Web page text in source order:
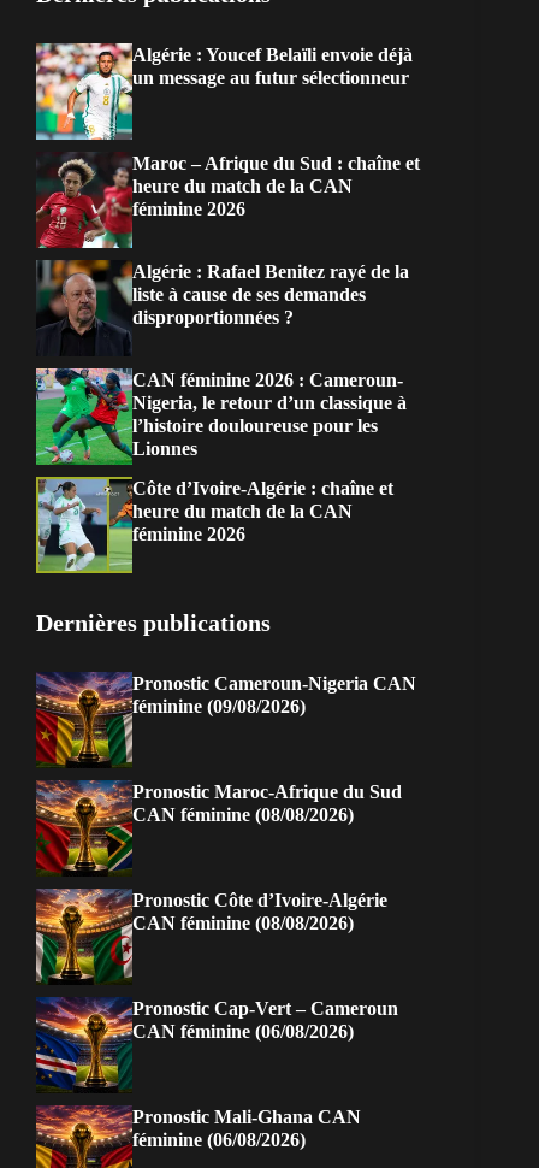
Algérie : Youcef Belaïli envoie déjà
un message au futur sélectionneur
Maroc – Afrique du Sud : chaîne et
heure du match de la CAN
féminine 2026
Algérie : Rafael Benitez rayé de la
liste à cause de ses demandes
disproportionnées ?
CAN féminine 2026 : Cameroun-
Nigeria, le retour d’un classique à
l’histoire douloureuse pour les
Lionnes
Côte d’Ivoire-Algérie : chaîne et
heure du match de la CAN
féminine 2026
Dernières publications
Pronostic Cameroun-Nigeria CAN
féminine (09/08/2026)
Pronostic Maroc-Afrique du Sud
CAN féminine (08/08/2026)
Pronostic Côte d’Ivoire-Algérie
CAN féminine (08/08/2026)
Pronostic Cap-Vert – Cameroun
CAN féminine (06/08/2026)
Pronostic Mali-Ghana CAN
féminine (06/08/2026)